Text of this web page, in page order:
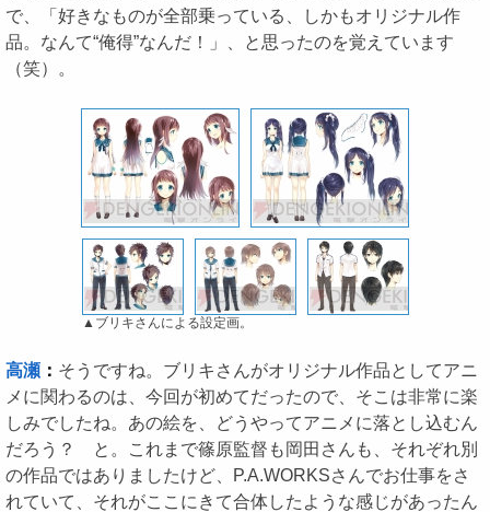
で、「好きなものが全部乗っている、しかもオリジナル作
品。なんて“俺得”なんだ！」、と思ったのを覚えています
（笑）。
▲ブリキさんによる設定画。
高瀬 ： そうですね。ブリキさんがオリジナル作品としてアニ
メに関わるのは、今回が初めてだったので、そこは非常に楽
しみでしたね。あの絵を、どうやってアニメに落とし込むん
だろう？ と。これまで篠原監督も岡田さんも、それぞれ別
の作品ではありましたけど、P.A.WORKSさんでお仕事をさ
れていて、それがここにきて合体したような感じがあったん